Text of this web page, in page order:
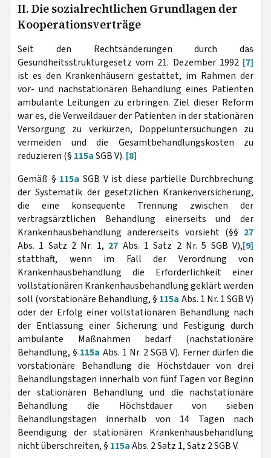
II. Die sozialrechtlichen Grundlagen der
Kooperationsverträge
Seit den Rechtsänderungen durch das
Gesundheitsstrukturgesetz vom 21. Dezember 1992 [7]
ist es den Krankenhäusern gestattet, im Rahmen der
vor- und nachstationären Behandlung eines Patienten
ambulante Leitungen zu erbringen. Ziel dieser Reform
war es, die Verweildauer der Patienten in der stationären
Versorgung zu verkürzen, Doppeluntersuchungen zu
vermeiden und die Gesamtbehandlungskosten zu
reduzieren (§ 115aSGB V). [8]
Gemäß § 115a SGB V ist diese partielle Durchbrechung
der Systematik der gesetzlichen Krankenversicherung,
die eine konsequente Trennung zwischen der
vertragsärztlichen Behandlung einerseits und der
Krankenhausbehandlung andererseits vorsieht (§§ 27
Abs. 1 Satz 2 Nr. 1, 27 Abs. 1 Satz 2 Nr. 5 SGB V),[9]
statthaft, wenn im Fall der Verordnung von
Krankenhausbehandlung die Erforderlichkeit einer
vollstationären Krankenhausbehandlung geklärt werden
soll (vorstationäre Behandlung, § 115a Abs. 1 Nr. 1 SGB V)
oder der Erfolg einer vollstationären Behandlung nach
der Entlassung einer Sicherung und Festigung durch
ambulante Maßnahmen bedarf (nachstationäre
Behandlung, § 115a Abs. 1 Nr. 2 SGB V). Ferner dürfen die
vorstationäre Behandlung die Höchstdauer von drei
Behandlungstagen innerhalb von fünf Tagen vor Beginn
der stationären Behandlung und die nachstationäre
Behandlung die Höchstdauer von sieben
Behandlungstagen innerhalb von 14 Tagen nach
Beendigung der stationären Krankenhausbehandlung
nicht überschreiten, § 115aAbs. 2 Satz 1, Satz 2 SGB V.